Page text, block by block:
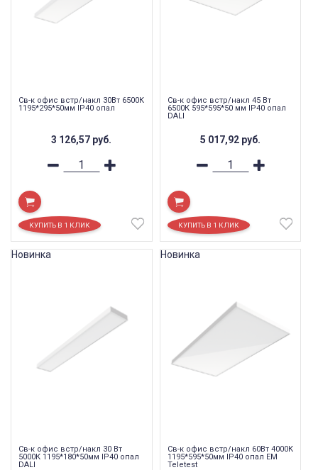
Св-к офис встр/накл 30Вт 6500К
1195*295*50мм IP40 опал
3 126,57 руб.
Св-к офис встр/накл 45 Вт
6500К 595*595*50 мм IP40 опал
DALI
5 017,92 руб.
Св-к офис встр/накл 30 Вт
5000К 1195*180*50мм IP40 опал
DALI
Новинка
Св-к офис встр/накл 60Вт 4000К
1195*595*50мм IP40 опал EM
Teletest
Новинка